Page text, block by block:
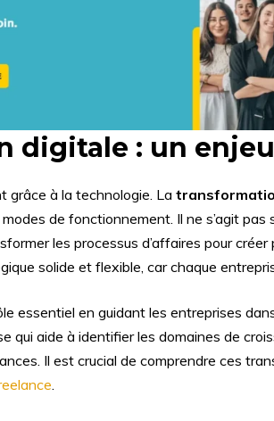
digitale : un
grâce à la technologie. La
de fonctionnement. Il ne s’agit pas
les processus d’affaires pour
solide et flexible, car chaque
essentiel en guidant les entreprises
qui aide à identifier les domaines de
Il est crucial de comprendre ces
.